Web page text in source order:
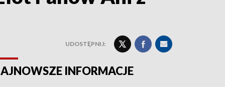
UDOSTĘPNIJ:
INFORMACJE